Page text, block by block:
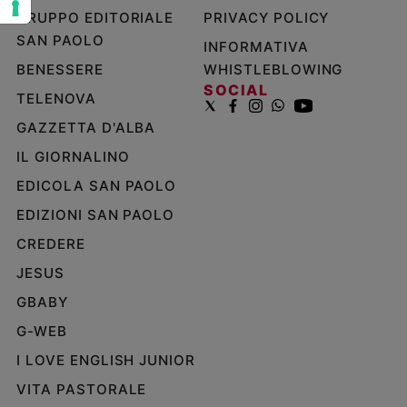
Policy
Chi
siamo
Pubblicità
Redazione
Social
GRUPPO EDITORIALE
SAN PAOLO
BENESSERE
TELENOVA
GAZZETTA D'ALBA
IL GIORNALINO
EDICOLA SAN PAOLO
EDIZIONI SAN PAOLO
CREDERE
JESUS
GBABY
G-WEB
I LOVE ENGLISH JUNIOR
VITA PASTORALE
PRIVACY POLICY
INFORMATIVA
WHISTLEBLOWING
SOCIAL